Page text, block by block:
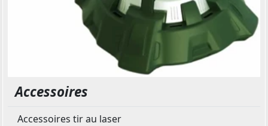
Accessoires
Accessoires tir au laser